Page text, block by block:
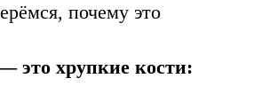
почему это
это хрупкие кости: